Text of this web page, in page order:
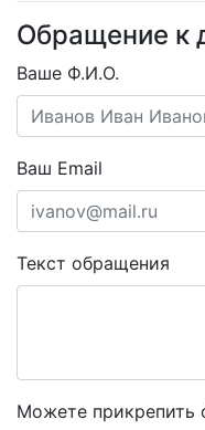
Обращение к
Ваше Ф.И.О.
Ваш Email
Текст обращения
Можете прикрепить